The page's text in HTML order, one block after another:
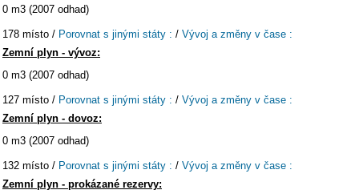
0 m3 (2007 odhad)
178 místo / Porovnat s jinými státy : / Vývoj a změny v čase :
Zemní plyn - vývoz:
0 m3 (2007 odhad)
127 místo / Porovnat s jinými státy : / Vývoj a změny v čase :
Zemní plyn - dovoz:
0 m3 (2007 odhad)
132 místo / Porovnat s jinými státy : / Vývoj a změny v čase :
Zemní plyn - prokázané rezervy: